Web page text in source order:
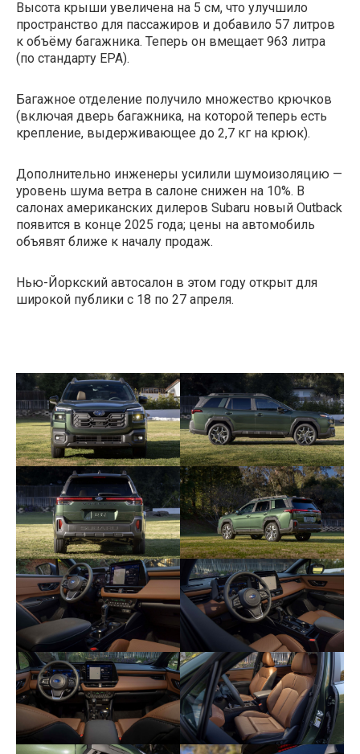
Высота крыши увеличена на 5 см, что улучшило
пространство для пассажиров и добавило 57 литров
к объёму багажника. Теперь он вмещает 963 литра
(по стандарту EPA).
Багажное отделение получило множество крючков
(включая дверь багажника, на которой теперь есть
крепление, выдерживающее до 2,7 кг на крюк).
Дополнительно инженеры усилили шумоизоляцию —
уровень шума ветра в салоне снижен на 10%. В
салонах американских дилеров Subaru новый Outback
появится в конце 2025 года; цены на автомобиль
объявят ближе к началу продаж.
Нью-Йоркский автосалон в этом году открыт для
широкой публики с 18 по 27 апреля.